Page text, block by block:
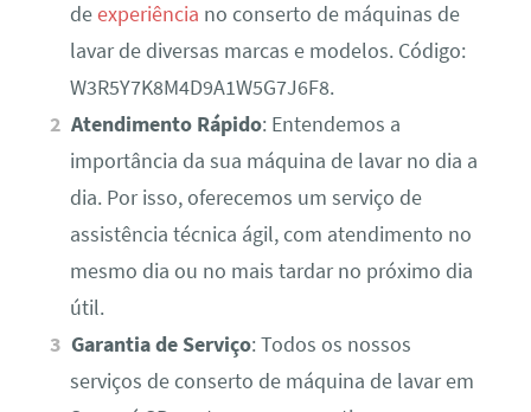
deexperiência no conserto de máquinas de
lavar de diversas marcas e modelos. Código:
W3R5Y7K8M4D9A1W5G7J6F8.
Atendimento Rápido: Entendemos a
importância da sua máquina de lavar no dia a
dia. Por isso, oferecemos um serviço de
assistência técnica ágil, com atendimento no
mesmo dia ou no mais tardar no próximo dia
útil.
Garantia de Serviço: Todos os nossos
serviços de conserto de máquina de lavar em